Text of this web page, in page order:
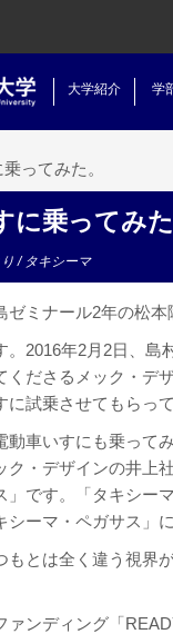
大学紹介 学
ってみた。
乗ってみた
り/ タキシーマ
ミナール2年の松本
。2016年2月2日、
くださるメック・デ
に試乗させてもらっ
動車いすにも乗って
ク・デザインの井上
」です。「タキシー
ーマ・ペガサス」
もとは全く違う視界
ンディング「